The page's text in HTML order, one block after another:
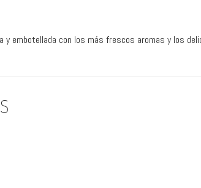
embotellada con los más frescos aromas y los